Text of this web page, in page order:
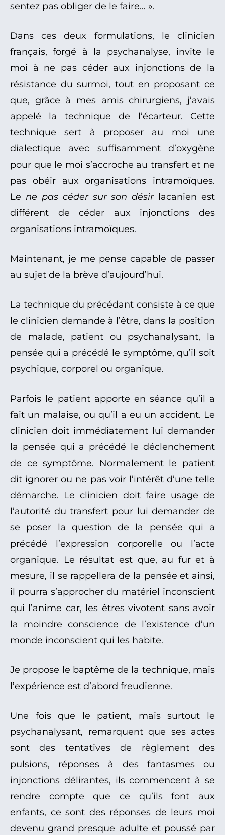
sentez pas obliger de le faire… ».
Dans ces deux formulations, le clinicien
français, forgé à la psychanalyse, invite le
moi à ne pas céder aux injonctions de la
résistance du surmoi, tout en proposant ce
que, grâce à mes amis chirurgiens, j’avais
appelé la technique de l’écarteur. Cette
technique sert à proposer au moi une
dialectique avec suffisamment d’oxygène
pour que le moi s’accroche au transfert et ne
pas obéir aux organisations intramoïques.
Le ne pas céder sur son désirlacanien est
différent de céder aux injonctions des
organisations intramoïques.
Maintenant, je me pense capable de passer
au sujet de la brève d’aujourd’hui.
La technique du précédant consiste à ce que
le clinicien demande à l’être, dans la position
de malade, patient ou psychanalysant, la
pensée qui a précédé le symptôme, qu’il soit
psychique, corporel ou organique.
Parfois le patient apporte en séance qu’il a
fait un malaise, ou qu’il a eu un accident. Le
clinicien doit immédiatement lui demander
la pensée qui a précédé le déclenchement
de ce symptôme. Normalement le patient
dit ignorer ou ne pas voir l’intérêt d’une telle
démarche. Le clinicien doit faire usage de
l’autorité du transfert pour lui demander de
se poser la question de la pensée qui a
précédé l’expression corporelle ou l’acte
organique. Le résultat est que, au fur et à
mesure, il se rappellera de la pensée et ainsi,
il pourra s’approcher du matériel inconscient
qui l’anime car, les êtres vivotent sans avoir
la moindre conscience de l’existence d’un
monde inconscient qui les habite.
Je propose le baptême de la technique, mais
l’expérience est d’abord freudienne.
Une fois que le patient, mais surtout le
psychanalysant, remarquent que ses actes
sont des tentatives de règlement des
pulsions, réponses à des fantasmes ou
injonctions délirantes, ils commencent à se
rendre compte que ce qu’ils font aux
enfants, ce sont des réponses de leurs moi
devenu grand presque adulte et poussé par